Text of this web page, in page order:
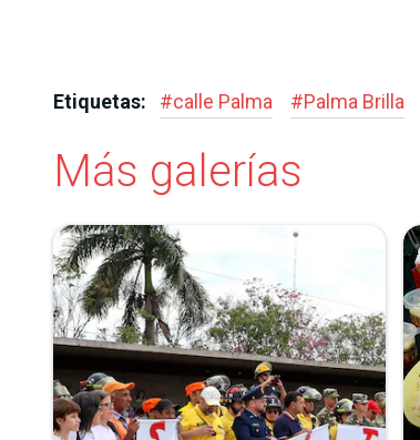
Etiquetas: #calle Palma #Palma Brilla
Más galerías